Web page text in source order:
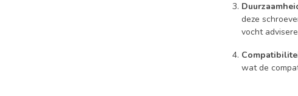
deze
vocht
wat de